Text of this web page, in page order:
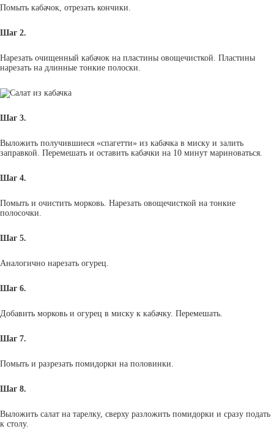
Помыть кабачок, отрезать кончики.
Шаг 2.
Нарезать очищенный кабачок на пластины овощечисткой. Пластины
нарезать на длинные тонкие полоски.
Шаг 3.
Выложить получившиеся «спагетти» из кабачка в миску и залить
заправкой. Перемешать и оставить кабачки на 10 минут мариноваться.
Шаг 4.
Помыть и очистить морковь. Нарезать овощечисткой на тонкие
полосочки.
Шаг 5.
Аналогично нарезать огурец.
Шаг 6.
Добавить морковь и огурец в миску к кабачку. Перемешать.
Шаг 7.
Помыть и разрезать помидорки на половинки.
Шаг 8.
Выложить салат на тарелку, сверху разложить помидорки и сразу подать
к столу.